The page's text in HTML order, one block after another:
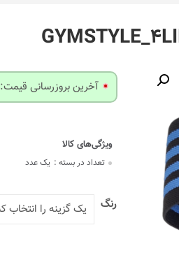
آخرین بروزرسانی قیمت: 3 روز پیش
تعداد در بسته : یک عدد
رنگ